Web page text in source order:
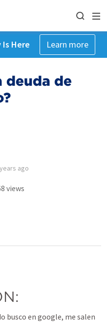
Here Learn more
deuda de
ago
views
busco en google, me salen